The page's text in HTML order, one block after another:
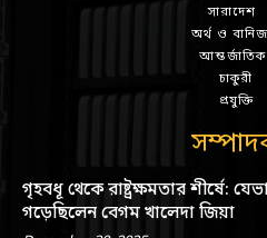
সারাদেশ
অর্থ ও
আন্তর্জাতিক
চাকুরী
প্রযুক্তি
গৃহবধূ থেকে রাষ্ট্রক্ষমতার শীর্ষে:
গড়েছিলেন বেগম খালেদা জিয়া